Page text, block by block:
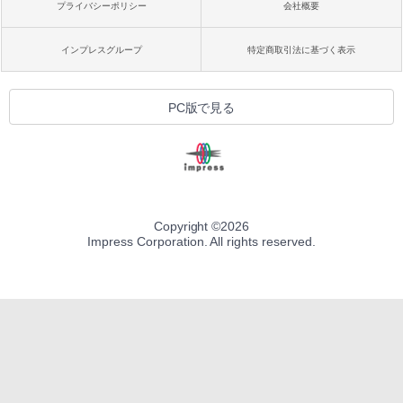
プライバシーポリシー 会社概要
インプレスグループ 特定商取引法に基づく表示
PC版で見る
Copyright ©2026
Impress Corporation. All rights reserved.